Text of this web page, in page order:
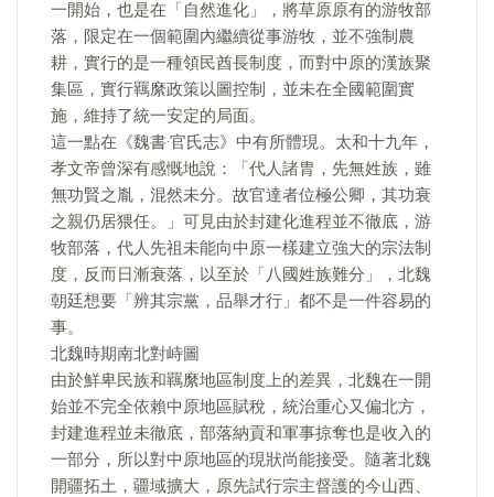
一開始，也是在「自然進化」，將草原原有的游牧部
落，限定在一個範圍內繼續從事游牧，並不強制農
耕，實行的是一種領民酋長制度，而對中原的漢族聚
集區，實行羈縻政策以圖控制，並未在全國範圍實
施，維持了統一安定的局面。
這一點在《魏書·官氏志》中有所體現。太和十九年，
孝文帝曾深有感慨地說：「代人諸胄，先無姓族，雖
無功賢之胤，混然未分。故官達者位極公卿，其功衰
之親仍居猥任。」可見由於封建化進程並不徹底，游
牧部落，代人先祖未能向中原一樣建立強大的宗法制
度，反而日漸衰落，以至於「八國姓族難分」，北魏
朝廷想要「辨其宗黨，品舉才行」都不是一件容易的
事。
北魏時期南北對峙圖
由於鮮卑民族和羈縻地區制度上的差異，北魏在一開
始並不完全依賴中原地區賦稅，統治重心又偏北方，
封建進程並未徹底，部落納貢和軍事掠奪也是收入的
一部分，所以對中原地區的現狀尚能接受。隨著北魏
開疆拓土，疆域擴大，原先試行宗主督護的今山西、